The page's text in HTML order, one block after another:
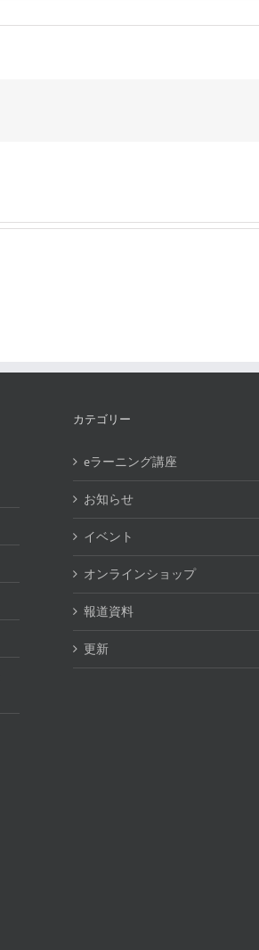
カテゴリー
eラーニング講座
お知らせ
イベント
オンラインショップ
報道資料
更新